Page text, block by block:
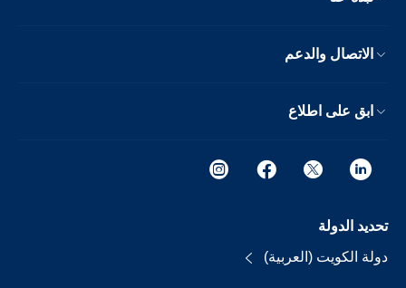
الاتصال والدعم
ابق على اطلاع
تحديد الدولة
دولة الكويت (العربية)